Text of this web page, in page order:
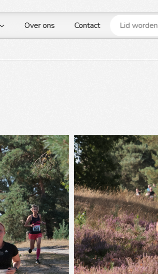
Over ons Contact Lid worden